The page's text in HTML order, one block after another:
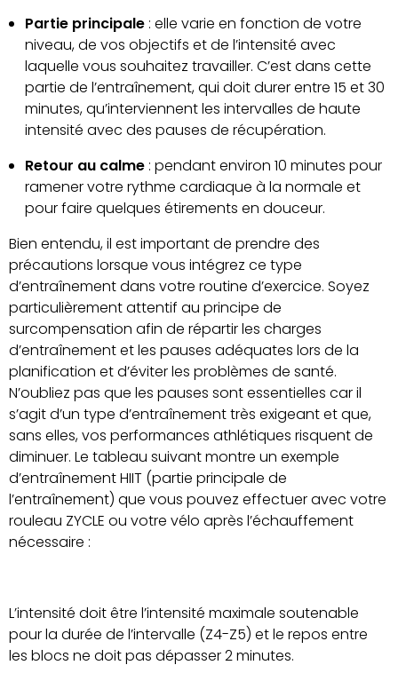
Partie principale: elle varie en fonction de votre
niveau, de vos objectifs et de l’intensité avec
laquelle vous souhaitez travailler. C’est dans cette
partie de l’entraînement, qui doit durer entre 15 et 30
minutes, qu’interviennent les intervalles de haute
intensité avec des pauses de récupération.
Retour au calme: pendant environ 10 minutes pour
ramener votre rythme cardiaque à la normale et
pour faire quelques étirements en douceur.
Bien entendu, il est important de prendre des
précautions lorsque vous intégrez ce type
d’entraînement dans votre routine d’exercice. Soyez
particulièrement attentif au principe de
surcompensation afin de répartir les charges
d’entraînement et les pauses adéquates lors de la
planification et d’éviter les problèmes de santé.
N’oubliez pas que les pauses sont essentielles car il
s’agit d’un type d’entraînement très exigeant et que,
sans elles, vos performances athlétiques risquent de
diminuer. Le tableau suivant montre un exemple
d’entraînement HIIT (partie principale de
l’entraînement) que vous pouvez effectuer avec votre
rouleau ZYCLE ou votre vélo après l’échauffement
nécessaire :
L’intensité doit être l’intensité maximale soutenable
pour la durée de l’intervalle (Z4-Z5) et le repos entre
les blocs ne doit pas dépasser 2 minutes.